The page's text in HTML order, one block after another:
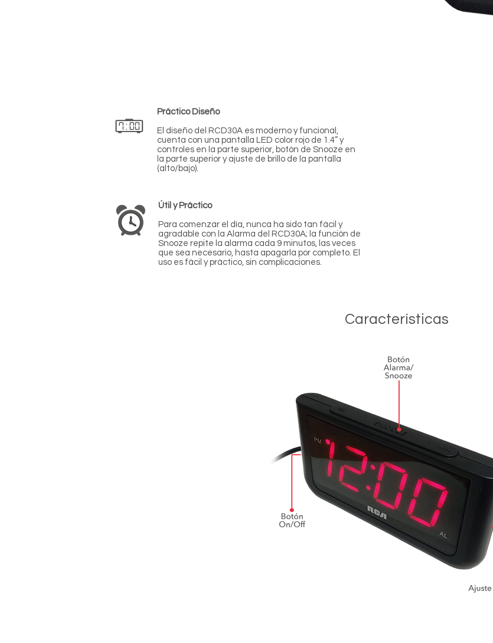
Práctico Diseño
El diseño del RCD30A es moderno y funcional,
cuenta con una pantalla LED color rojo de 1.4” y
controles en la parte superior, botón de Snooze en
la parte superior y ajuste de brillo de la pantalla
(alto/bajo).
Útil y Práctico
Para comenzar el día, nunca ha sido tan fácil y
agradable con la Alarma del RCD30A; la función de
Snooze repite la alarma cada 9 minutos, las veces
que sea necesario, hasta apagarla por completo. El
uso es fácil y práctico, sin complicaciones.
Características